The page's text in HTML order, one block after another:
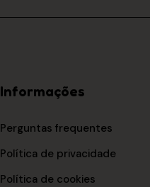
Informações
Perguntas frequentes
Política de privacidade
Política de cookies